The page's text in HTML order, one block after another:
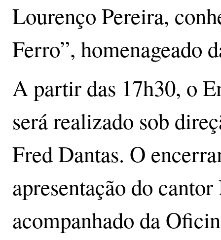
Lourenço Pereira,
Ferro”, homenageado
A partir das 17h30, o
será realizado sob
Fred Dantas. O
apresentação do
acompanhado da